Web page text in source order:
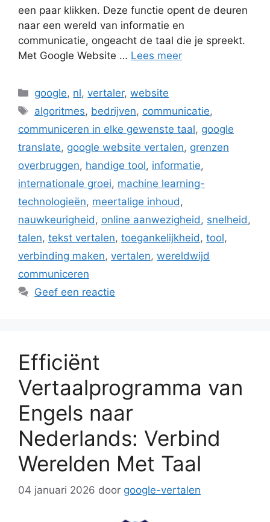
een paar klikken. Deze functie opent de deuren
naar een wereld van informatie en
communicatie, ongeacht de taal die je spreekt.
Met Google Website … Lees meer
Categorieën
google, nl,vertaler,website
Tags
algoritmes, bedrijven, communicatie,
communiceren in elke gewenste taal, google
translate, google website vertalen, grenzen
overbruggen, handige tool, informatie,
internationale groei, machine learning-
technologieën, meertalige inhoud ,
nauwkeurigheid , online aanwezigheid , snelheid ,
talen, tekst vertalen, toegankelijkheid , tool,
verbinding maken, vertalen, wereldwijd
communiceren
Geef een reactie
Efficiënt
Vertaalprogramma van
Engels naar
Nederlands: Verbind
Werelden Met Taal
04 januari 2026 door google-vertalen